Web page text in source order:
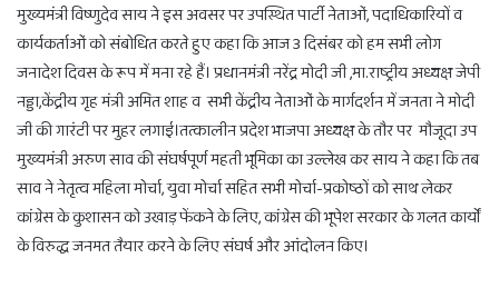
मुख्यमंत्री विष्णुदेव साय ने इस अवसर पर उपस्थित पार्टी नेताओं, पदाधिकारियों व
कार्यकर्ताओं को संबोधित करते हुए कहा कि आज 3 दिसंबर को हम सभी लोग
जनादेश दिवस के रूप में मना रहे हैं। प्रधानमंत्री नरेंद्र मोदी जी ,मा.राष्ट्रीय अध्यक्ष जेपी
नड्डा,केंद्रीय गृह मंत्री अमित शाह व सभी केंद्रीय नेताओं के मार्गदर्शन में जनता ने मोदी
जी की गारंटी पर मुहर लगाई।तत्कालीन प्रदेश भाजपा अध्यक्ष के तौर पर मौजूदा उप
मुख्यमंत्री अरुण साव की संघर्षपूर्ण महती भूमिका का उल्लेख कर साय ने कहा कि तब
साव ने नेतृत्व महिला मोर्चा, युवा मोर्चा सहित सभी मोर्चा-प्रकोष्ठों को साथ लेकर
कांग्रेस के कुशासन को उखाड़ फेंकने के लिए, कांग्रेस की भूपेश सरकार के गलत कार्यों
के विरुद्ध जनमत तैयार करने के लिए संघर्ष और आंदोलन किए।